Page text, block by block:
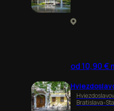
od 10,90 €
Bratislava-